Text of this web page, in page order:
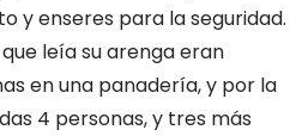
y enseres para la seguridad.
leía su arenga eran
en una panadería, y por la
4 personas, y tres más